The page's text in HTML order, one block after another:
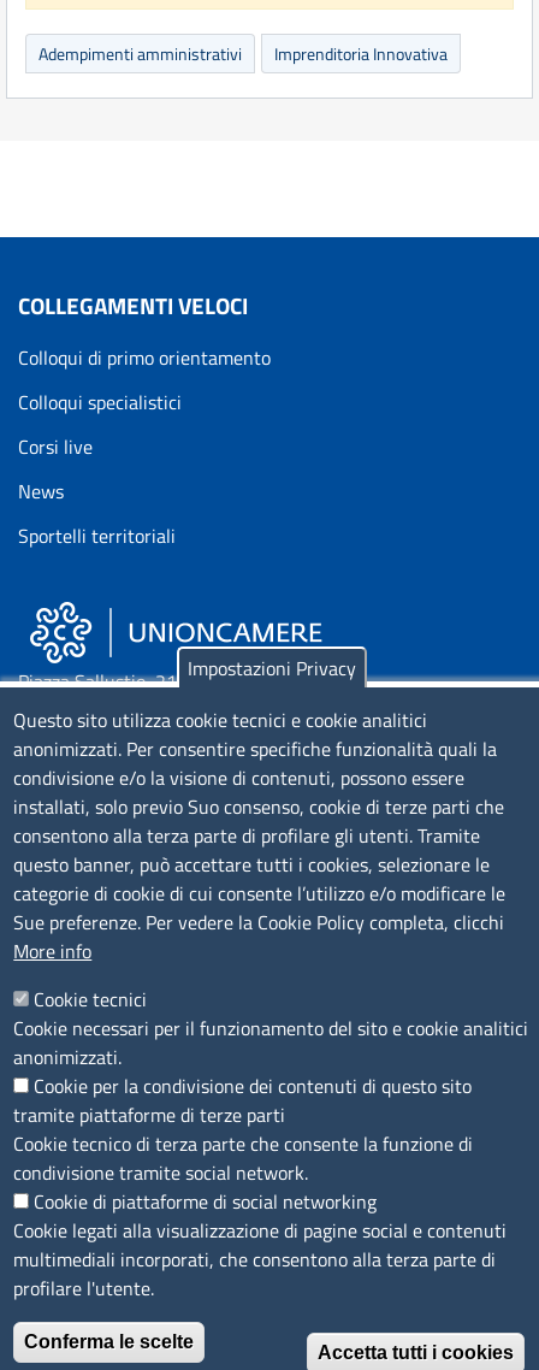
Adempimenti amministrativi Imprenditoria Innovativa
COLLEGAMENTI VELOCI
Colloqui di primo orientamento
Colloqui specialistici
Corsi live
News
Sportelli territoriali
Piazza Sallustio, 21 - 00187 Roma
EMAIL: info.sni@unioncamere.it
C.F.: 01484460587
P.Iva: 01000211001
SERVIZIO REALIZZATO DA
SEGUICI SU
MENÙ PRIVACY
Note legali Privacy e cookie policy Accesso riservato
© 2023 SNI Servizio Nuove Imprese
Impostazioni Privacy
Questo sito utilizza cookie tecnici e cookie analitici
anonimizzati. Per consentire specifiche funzionalità quali la
condivisione e/o la visione di contenuti, possono essere
installati, solo previo Suo consenso, cookie di terze parti che
consentono alla terza parte di profilare gli utenti. Tramite
questo banner, può accettare tutti i cookies, selezionare le
categorie di cookie di cui consente l’utilizzo e/o modificare le
Sue preferenze. Per vedere la Cookie Policy completa, clicchi
More info
Cookie tecnici
Cookie necessari per il funzionamento del sito e cookie analitici
anonimizzati.
Cookie per la condivisione dei contenuti di questo sito
tramite piattaforme di terze parti
Cookie tecnico di terza parte che consente la funzione di
condivisione tramite social network.
Cookie di piattaforme di social networking
Cookie legati alla visualizzazione di pagine social e contenuti
multimediali incorporati, che consentono alla terza parte di
profilare l'utente.
Conferma le scelte
Accetta tutti i cookies